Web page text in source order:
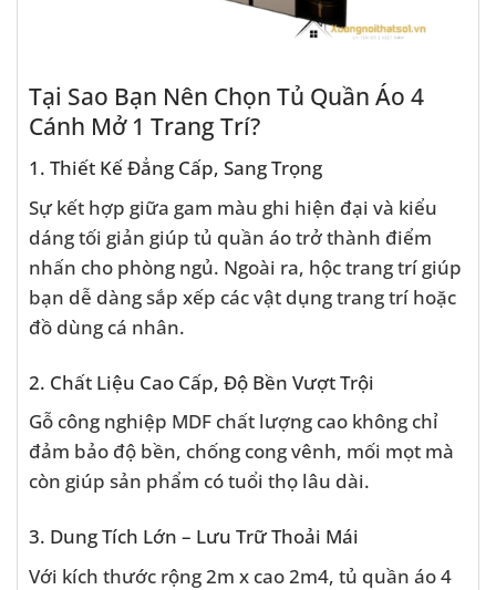
Tại Sao Bạn Nên Chọn Tủ Quần Áo 4
Cánh Mở 1 Trang Trí?
1. Thiết Kế Đẳng Cấp, Sang Trọng
Sự kết hợp giữa gam màu ghi hiện đại và kiểu
dáng tối giản giúp tủ quần áo trở thành điểm
nhấn cho phòng ngủ. Ngoài ra, hộc trang trí giúp
bạn dễ dàng sắp xếp các vật dụng trang trí hoặc
đồ dùng cá nhân.
2. Chất Liệu Cao Cấp, Độ Bền Vượt Trội
Gỗ công nghiệp MDF chất lượng cao không chỉ
đảm bảo độ bền, chống cong vênh, mối mọt mà
còn giúp sản phẩm có tuổi thọ lâu dài.
3. Dung Tích Lớn – Lưu Trữ Thoải Mái
Với kích thước rộng 2m x cao 2m4, tủ quần áo 4